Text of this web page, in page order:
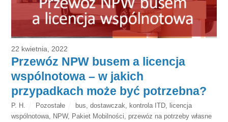
22 kwietnia, 2022
Przewóz NPW busem a licencja
wspólnotowa – w jakich
przypadkach może być potrzebna?
P. H. Pozostałe bus dostawczak kontrola ITD, licencja
wspólnotowa NPW, Pakiet Mobilności
przewóz na potrzeby własne